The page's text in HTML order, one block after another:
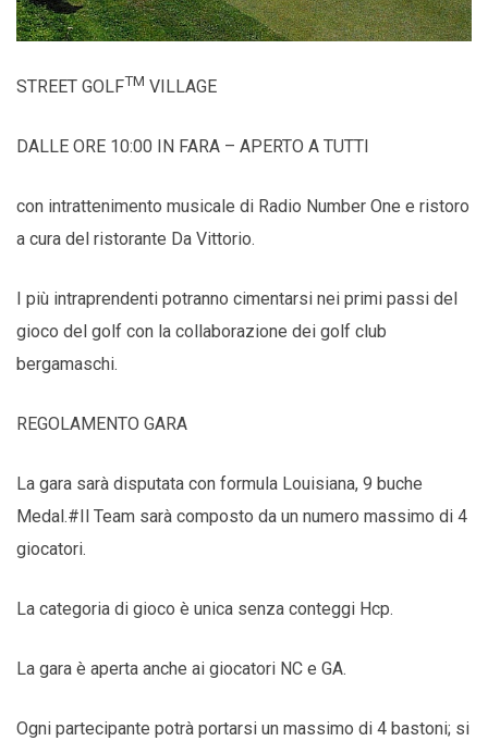
STREET GOLFTM VILLAGE
DALLE ORE 10:00 IN FARA – APERTO A TUTTI
con intrattenimento musicale di Radio Number One e ristoro
a cura del ristorante Da Vittorio.
I più intraprendenti potranno cimentarsi nei primi passi del
gioco del golf con la collaborazione dei golf club
bergamaschi.
REGOLAMENTO GARA
La gara sarà disputata con formula Louisiana, 9 buche
Medal.#Il Team sarà composto da un numero massimo di 4
giocatori.
La categoria di gioco è unica senza conteggi Hcp.
La gara è aperta anche ai giocatori NC e GA.
Ogni partecipante potrà portarsi un massimo di 4 bastoni; si